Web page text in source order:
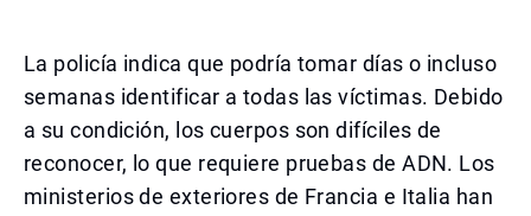
La policía indica que podría tomar días o incluso
semanas identificar a todas las víctimas. Debido
a su condición, los cuerpos son difíciles de
reconocer, lo que requiere pruebas de ADN. Los
ministerios de exteriores de Francia e Italia han